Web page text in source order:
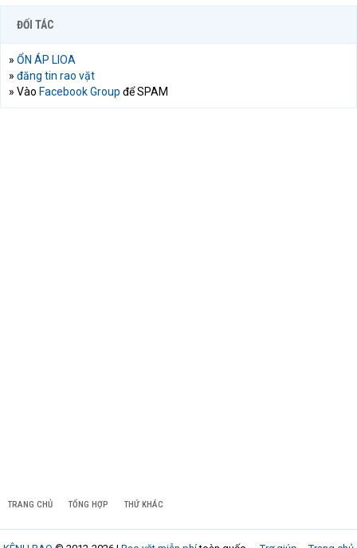
ĐỐI TÁC
» ỔN ÁP LIOA
» đăng tin rao vặt
» Vào Facebook Group để SPAM
TRANG CHỦ TỔNG HỢP THỨ KHÁC